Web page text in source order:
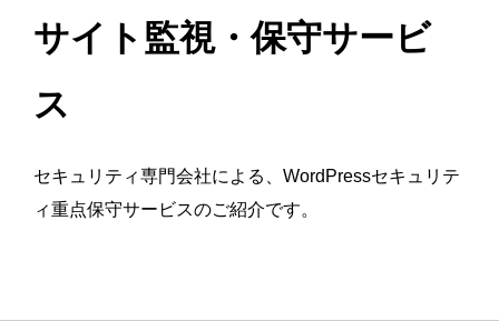
サイト監視・保守サービ
ス
セキュリティ専門会社による、WordPressセキュリテ
ィ重点保守サービスのご紹介です。